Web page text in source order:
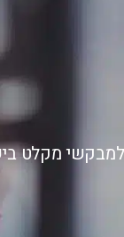
מקלט